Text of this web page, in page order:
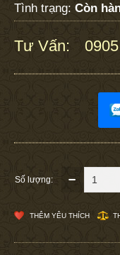
Tình trạng: Còn
Tư Vấn:
Số lượng:
THÊM YÊU THÍCH